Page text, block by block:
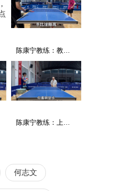
何志文